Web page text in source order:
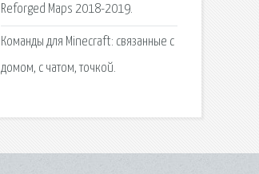
Reforged Maps 2018-2019.
Команды для Minecraft: связанные с
домом, с чатом, точкой.